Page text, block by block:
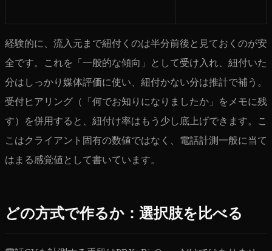
経験的に、流入元まで紐付くのは半分前後と見ておくのが安
全です。これを「一般的な傾向」として受け入れ、紐付いた
分はしっかり媒体評価に使い、紐付かない分は推計で補う。
受付ヒアリング（「何でお知りになりましたか」をメモに残
す）を併用すると、紐付け率はもう少し底上げできます。こ
こはクライアント固有の数値ではなく、電話計測一般に当て
はまる感覚値として書いています。
どの方式で作るか：選択肢を比べる